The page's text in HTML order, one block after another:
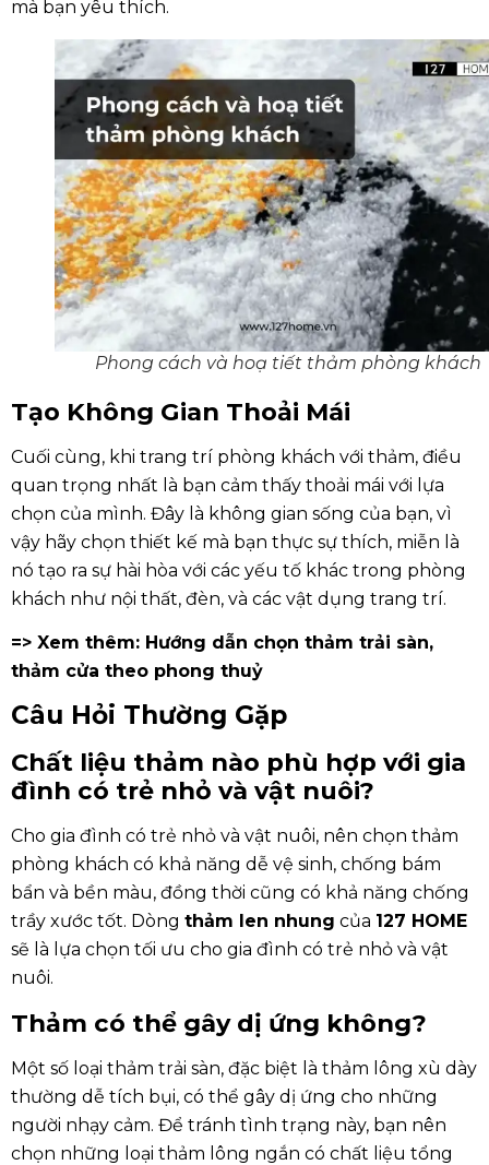
mà bạn yêu thích.
Phong cách và hoạ tiết thảm phòng khách
Tạo Không Gian Thoải Mái
Cuối cùng, khi trang trí phòng khách với thảm, điều
quan trọng nhất là bạn cảm thấy thoải mái với lựa
chọn của mình. Đây là không gian sống của bạn, vì
vậy hãy chọn thiết kế mà bạn thực sự thích, miễn là
nó tạo ra sự hài hòa với các yếu tố khác trong phòng
khách như nội thất, đèn, và các vật dụng trang trí.
=> Xem thêm: Hướng dẫn chọn thảm trải sàn,
thảm cửa theo phong thuỷ
Câu Hỏi Thường Gặp
Chất liệu thảm nào phù hợp với gia
đình có trẻ nhỏ và vật nuôi?
Cho gia đình có trẻ nhỏ và vật nuôi, nên chọn thảm
phòng khách có khả năng dễ vệ sinh, chống bám
bẩn và bền màu, đồng thời cũng có khả năng chống
trầy xước tốt. Dòng thảm len nhung của 127 HOME
sẽ là lựa chọn tối ưu cho gia đình có trẻ nhỏ và vật
nuôi.
Thảm có thể gây dị ứng không?
Một số loại thảm trải sàn, đặc biệt là thảm lông xù dày
thường dễ tích bụi, có thể gây dị ứng cho những
người nhạy cảm. Để tránh tình trạng này, bạn nên
chọn những loại thảm lông ngắn có chất liệu tổng